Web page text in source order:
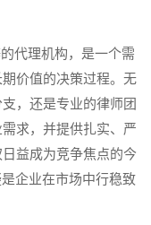
代理机构，是一个需
价值的决策过程。无
，还是专业的律师团
求，并提供扎实、严
益成为竞争焦点的今
企业在市场中行稳致